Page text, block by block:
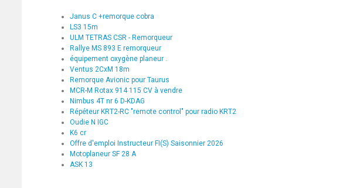
Janus C +remorque cobra
LS3 15m
ULM TETRAS CSR - Remorqueur
Rallye MS 893 E remorqueur
équipement oxygène planeur .
Ventus 2CxM 18m
Remorque Avionic pour Taurus
MCR-M Rotax 914 115 CV à vendre
Nimbus 4T nr 6 D-KDAG
Répéteur KRT2-RC "remote control" pour radio KRT2
Oudie N IGC
K6 cr
Offre d'emploi Instructeur FI(S) Saisonnier 2026
Motoplaneur SF 28 A
ASK 13